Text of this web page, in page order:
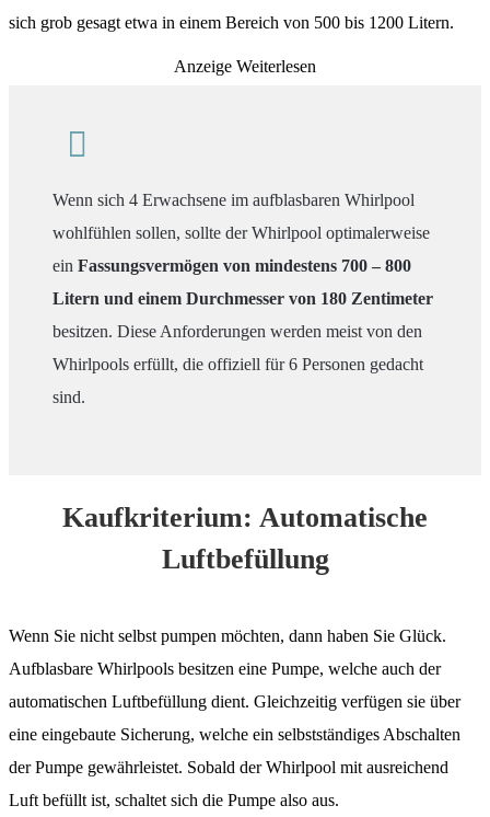
sich grob gesagt etwa in einem Bereich von 500 bis 1200 Litern.
Anzeige Weiterlesen
Wenn sich 4 Erwachsene im aufblasbaren Whirlpool
wohlfühlen sollen, sollte der Whirlpool optimalerweise
ein Fassungsvermögen von mindestens 700 – 800
Litern und einem Durchmesser von 180 Zentimeter
besitzen. Diese Anforderungen werden meist von den
Whirlpools erfüllt, die offiziell für 6 Personen gedacht
sind.
Kaufkriterium: Automatische
Luftbefüllung
Wenn Sie nicht selbst pumpen möchten, dann haben Sie Glück.
Aufblasbare Whirlpools besitzen eine Pumpe, welche auch der
automatischen Luftbefüllung dient. Gleichzeitig verfügen sie über
eine eingebaute Sicherung, welche ein selbstständiges Abschalten
der Pumpe gewährleistet. Sobald der Whirlpool mit ausreichend
Luft befüllt ist, schaltet sich die Pumpe also aus.